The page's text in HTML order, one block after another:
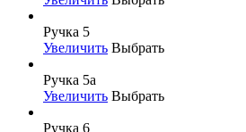
Ручка 5
Увеличить Выбрать
Ручка 5а
Увеличить Выбрать
Ручка 6